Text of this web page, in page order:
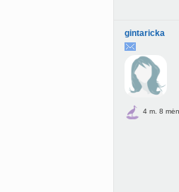
gintaricka
4 m. 8 mėn.